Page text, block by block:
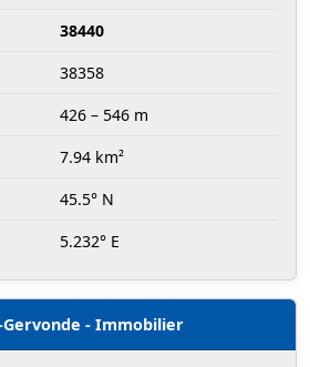
38440
38358
426 – 546 m
7.94 km²
45.5° N
5.232° E
- Immobilier